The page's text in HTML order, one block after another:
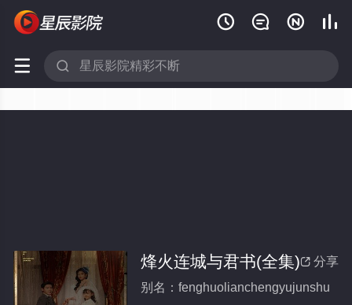
   
 
 分享
烽火连城与君书(全集)
别名：fenghuolianchengyujunshu